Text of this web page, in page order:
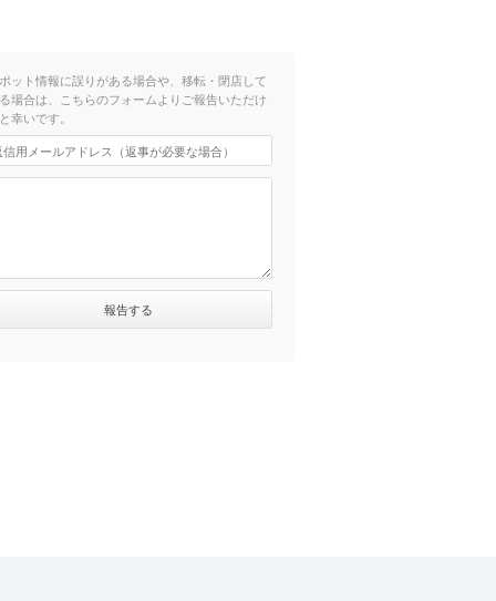
ット情報に誤りがある場合や、移転・閉店して
場合は、こちらのフォームよりご報告いただけ
幸いです。